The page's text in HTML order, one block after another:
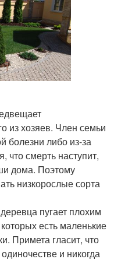
из хозяев. Член семьи
болезни либо из-за
что смерть наступит,
дома. Поэтому
низкорослые сорта
пугает плохим
есть маленькие
Примета гласит, что
и никогда